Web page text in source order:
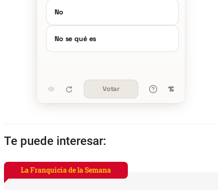
No
No se qué es
Votar
Te puede interesar:
La Franquicia de la Semana